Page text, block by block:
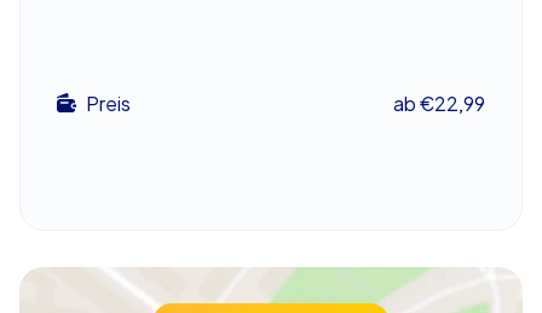
Flexibilität und Freiheit in der Domstadt
Köln in vollen Zügen auszukosten. Erleben Sie die Stadt
Preis ab €22,99